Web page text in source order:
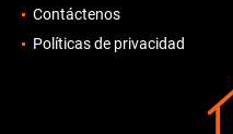
Contáctenos
Políticas de privacidad